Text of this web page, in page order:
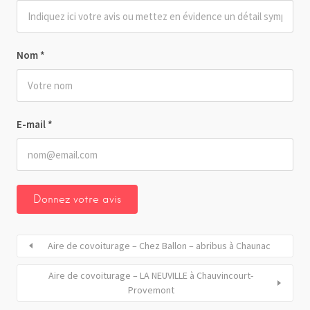
Nom *
E-mail *
Aire de covoiturage – Chez Ballon – abribus à Chaunac
Aire de covoiturage – LA NEUVILLE à Chauvincourt-
Provemont